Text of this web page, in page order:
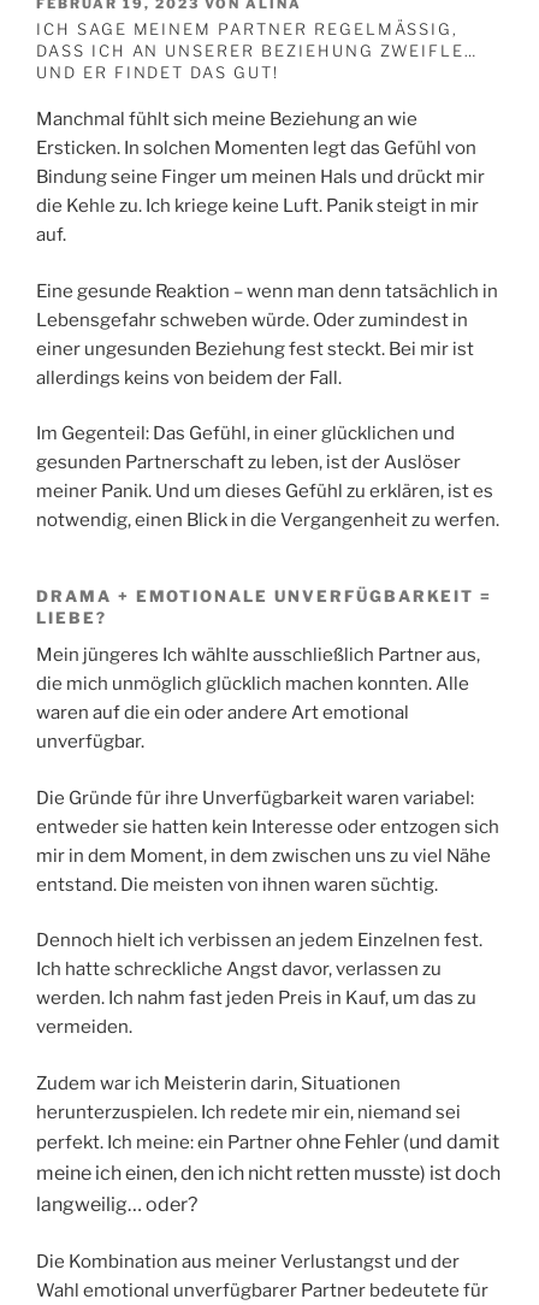
AM
FEBRUAR 19, 2023 VON ALINA
ICH SAGE MEINEM PARTNER REGELMÄSSIG, D
ASS ICH AN UNSERER BEZIEHUNG ZWEIFLE… U
ND ER FINDET DAS GUT!
Manchmal fühlt sich meine Beziehung an wie
Ersticken. In solchen Momenten legt das Gefühl von
Bindung seine Finger um meinen Hals und drückt mir
die Kehle zu. Ich kriege keine Luft. Panik steigt in mir
auf.
Eine gesunde Reaktion – wenn man denn tatsächlich in
Lebensgefahr schweben würde. Oder zumindest in
einer ungesunden Beziehung fest steckt. Bei mir ist
allerdings keins von beidem der Fall.
Im Gegenteil: Das Gefühl, in einer glücklichen und
gesunden Partnerschaft zu leben, ist der Auslöser
meiner Panik. Und um dieses Gefühl zu erklären, ist es
notwendig, einen Blick in die Vergangenheit zu werfen.
DRAMA + EMOTIONALE UNVERFÜGBARKEIT =
LIEBE?
Mein jüngeres Ich wählte ausschließlich Partner aus,
die mich unmöglich glücklich machen konnten. Alle
waren auf die ein oder andere Art emotional
unverfügbar.
Die Gründe für ihre Unverfügbarkeit waren variabel:
entweder sie hatten kein Interesse oder entzogen sich
mir in dem Moment, in dem zwischen uns zu viel Nähe
entstand. Die meisten von ihnen waren süchtig.
Dennoch hielt ich verbissen an jedem Einzelnen fest.
Ich hatte schreckliche Angst davor, verlassen zu
werden. Ich nahm fast jeden Preis in Kauf, um das zu
vermeiden.
Zudem war ich Meisterin darin, Situationen
herunterzuspielen. Ich redete mir ein, niemand sei
perfekt. Ich meine: ein Partnerohne Fehler (und damit
meine ich einen, den ich nicht retten musste) ist doch
langweilig… oder?
Die Kombination aus meiner Verlustangst und der
Wahl emotional unverfügbarer Partner bedeutete für